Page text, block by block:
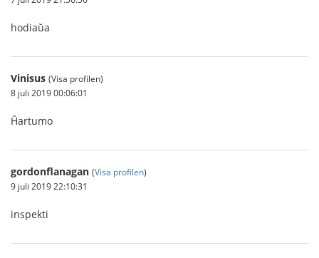
hodiaŭa
Vinisus (Visa profilen)
8 juli 2019 00:06:01
Ĥartumo
gordonflanagan (Visa profilen)
9 juli 2019 22:10:31
inspekti